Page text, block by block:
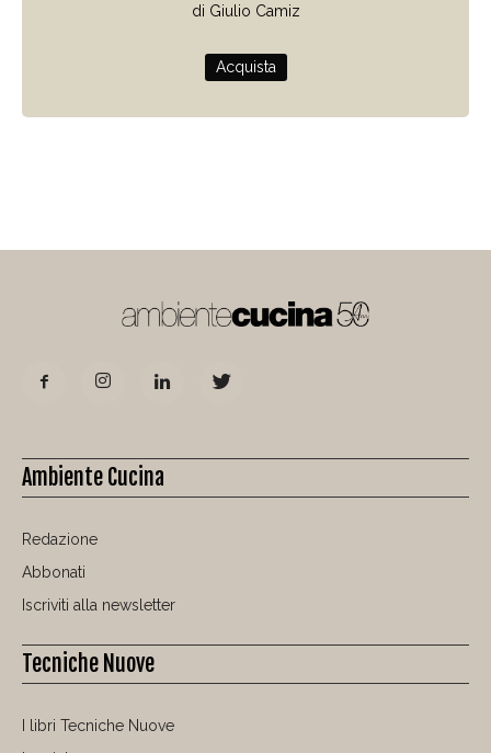
di Giulio Camiz
Acquista
Ambiente Cucina
Redazione
Abbonati
Iscriviti alla newsletter
Tecniche Nuove
I libri Tecniche Nuove